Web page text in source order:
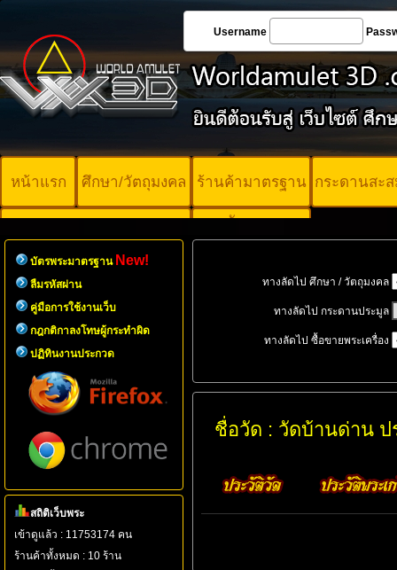
Username
หน้าแรก ศึกษา/วัตถุมงคล ร้านค้ามาตรฐาน กระดานสะ
บัตรพระ
มาตรฐาน
บัตรพระมาตรฐาน New!
ลืมรหัสผ่าน
คู่มือการใช้งานเว็บ
กฎกติกาลงโทษผู้กระทำผิด
ปฏิทินงานประกวด
สถิติเว็บพระ
เข้าดูแล้ว : 11753174 คน
ร้านค้าทั้งหมด : 10 ร้าน
ทางลัดไป ศึกษา / วัตถุมงคล
ทางลัดไป กระดานประมูล
ทางลัดไป ซื้อขายพระเครื่อง
ชื่อวัด : วัดบ้านด่าน ป